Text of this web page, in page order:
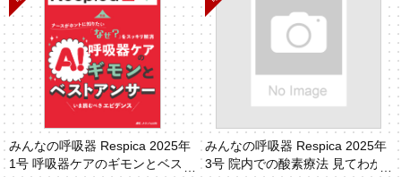
みんなの呼吸器 Respica 2025年
1号 呼吸器ケアのギモンとベスト
みんなの呼吸器 Respica 2025年
3号 院内での酸素療法 見てわか